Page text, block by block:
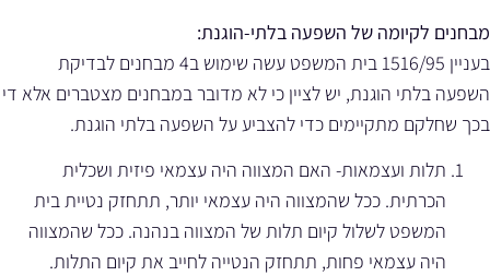
מבחנים לקיומה של השפעה בלתי-הוגנת:
בעניין 1516/95 בית המשפט עשה שימוש ב4 מבחנים לבדיקת
השפעה בלתי הוגנת, יש לציין כי לא מדובר במבחנים מצטברים אלא די
בכך שחלקם מתקיימים כדי להצביע על השפעה בלתי הוגנת.
תלות ועצמאות- האם המצווה היה עצמאי פיזית ושכלית
הכרתית. ככל שהמצווה היה עצמאי יותר, תתחזק נטיית בית
המשפט לשלול קיום תלות של המצווה בנהנה. ככל שהמצווה
היה עצמאי פחות, תתחזק הנטייה לחייב את קיום התלות.